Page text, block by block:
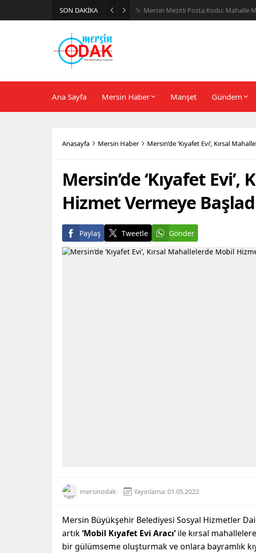
SON DAKİKA Günlük Stil İçin Erkek Sneaker
Ana Sayfa Mersin Haber Manşet Gündem
Anasayfa Mersin Haber Mersin’de ‘Kıyafet Evi’, Kırsal
Mersin’de ‘Kıyafet
Hizmet Vermeye
Paylaş Tweetle Gönder
mersinodak Yayınlama: 01.05.2022
Mersin Büyükşehir Belediyesi Sosyal Hizmetler
artık‘Mobil Kıyafet Evi Aracı’ile kırsal
bir gülümseme oluşturmak ve onlara bayramlık